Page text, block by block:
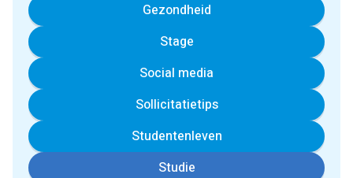
Gezondheid
Stage
Social media
Sollicitatietips
Studentenleven
Studie